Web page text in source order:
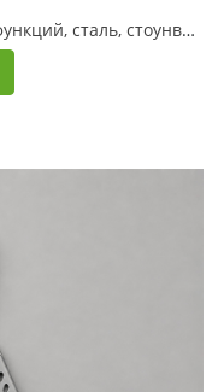
Мультитул Stinger, 116 х 25 мм, 16 функций, сталь, стоунвош, в картонной коробке, в комплекте нейлоновый чехол